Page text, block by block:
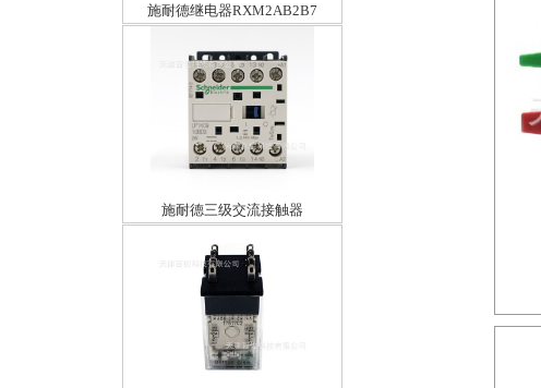
施耐德继电器RXM2AB2B7
施耐德三级交流接触器
LP1K0910BD39A24VDC